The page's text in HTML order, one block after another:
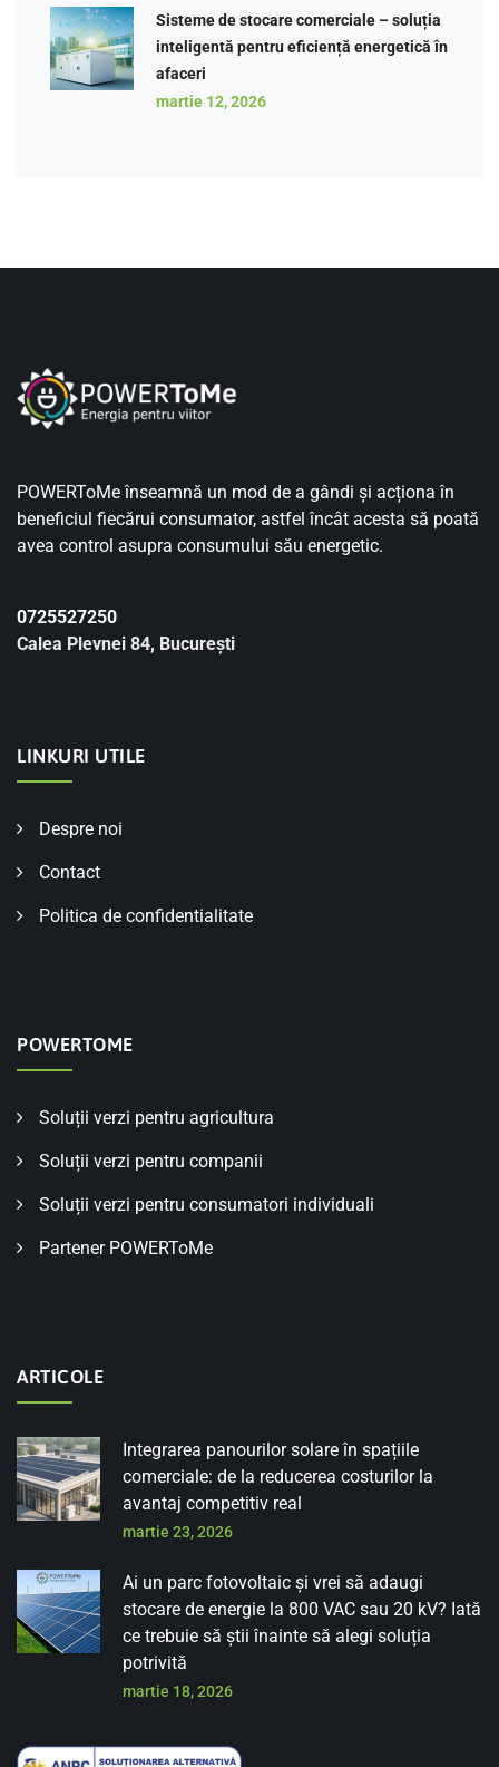
Sisteme de stocare comerciale – soluția
inteligentă pentru eficiență energetică în
afaceri
martie 12, 2026
POWERToMe înseamnă un mod de a gândi și acționa în
beneficiul fiecărui consumator, astfel încât acesta să poată
avea control asupra consumului său energetic.
0725527250
Calea Plevnei 84, București
LINKURI UTILE
Despre noi
Contact
Politica de confidentialitate
POWERTOME
Soluții verzi pentru agricultura
Soluții verzi pentru companii
Soluții verzi pentru consumatori individuali
Partener POWERToMe
ARTICOLE
Integrarea panourilor solare în spațiile
comerciale: de la reducerea costurilor la
avantaj competitiv real
martie 23, 2026
Ai un parc fotovoltaic și vrei să adaugi
stocare de energie la 800 VAC sau 20 kV? Iată
ce trebuie să știi înainte să alegi soluția
potrivită
martie 18, 2026